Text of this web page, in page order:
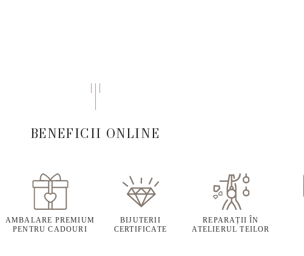
BENEFICII ONLINE
AMBALARE PREMIUM
PENTRU CADOURI
BIJUTERII
CERTIFICATE
REPARAȚII ÎN
ATELIERUL TEILOR